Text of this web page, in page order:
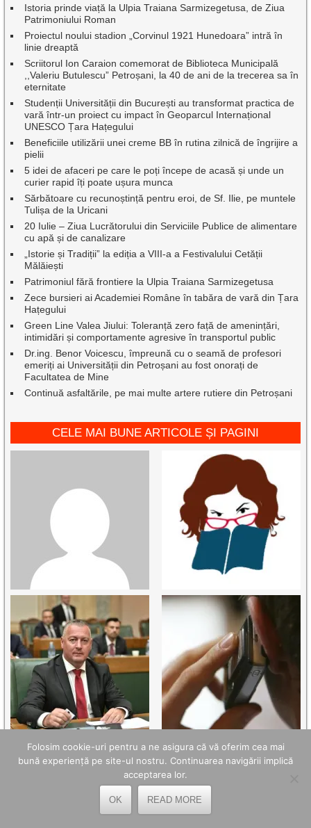
Istoria prinde viață la Ulpia Traiana Sarmizegetusa, de Ziua
Patrimoniului Roman
Proiectul noului stadion „Corvinul 1921 Hunedoara” intră în
linie dreaptă
Scriitorul Ion Caraion comemorat de Biblioteca Municipală
,,Valeriu Butulescu” Petroșani, la 40 de ani de la trecerea sa în
eternitate
Studenții Universității din București au transformat practica de
vară într-un proiect cu impact în Geoparcul Internațional
UNESCO Țara Hațegului
Beneficiile utilizării unei creme BB în rutina zilnică de îngrijire a
pielii
5 idei de afaceri pe care le poți începe de acasă și unde un
curier rapid îți poate ușura munca
Sărbătoare cu recunoștință pentru eroi, de Sf. Ilie, pe muntele
Tulișa de la Uricani
20 Iulie – Ziua Lucrătorului din Serviciile Publice de alimentare
cu apă și de canalizare
„Istorie și Tradiții” la ediția a VIII-a a Festivalului Cetății
Mălăiești
Patrimoniul fără frontiere la Ulpia Traiana Sarmizegetusa
Zece bursieri ai Academiei Române în tabăra de vară din Țara
Hațegului
Green Line Valea Jiului: Toleranță zero față de amenințări,
intimidări și comportamente agresive în transportul public
Dr.ing. Benor Voicescu, împreună cu o seamă de profesori
emeriți ai Universității din Petroșani au fost onorați de
Facultatea de Mine
Continuă asfaltările, pe mai multe artere rutiere din Petroșani
CELE MAI BUNE ARTICOLE ȘI PAGINI
Folosim cookie-uri pentru a ne asigura că vă oferim cea mai
bună experiență pe site-ul nostru. Continuarea navigării implică
acceptarea lor.
OK READ MORE